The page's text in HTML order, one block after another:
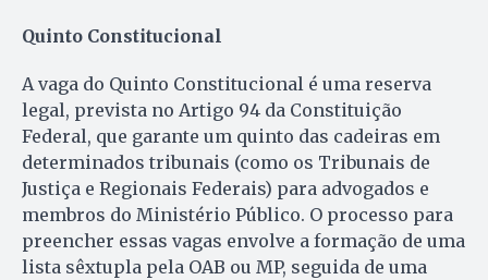
Quinto Constitucional
A vaga do Quinto Constitucional é uma reserva
legal, prevista no Artigo 94 da Constituição
Federal, que garante um quinto das cadeiras em
determinados tribunais (como os Tribunais de
Justiça e Regionais Federais) para advogados e
membros do Ministério Público. O processo para
preencher essas vagas envolve a formação de uma
lista sêxtupla pela OAB ou MP, seguida de uma